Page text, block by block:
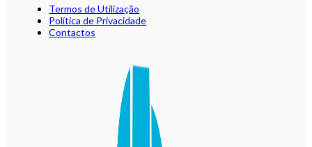
Termos de Utilização
Política de Privacidade
Contactos